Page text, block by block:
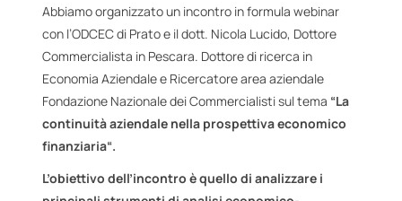
Abbiamo organizzato un incontro in formula webinar
con l’ODCEC di Prato e il dott. Nicola Lucido, Dottore
Commercialista in Pescara. Dottore di ricerca in
Economia Aziendale e Ricercatore area aziendale
Fondazione Nazionale dei Commercialisti sul tema “La
continuità aziendale nella prospettiva economico
finanziaria“.
L’obiettivo dell’incontro è quello di analizzare i